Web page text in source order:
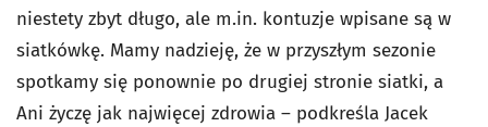
niestety zbyt długo, ale m.in. kontuzje wpisane są w
siatkówkę. Mamy nadzieję, że w przyszłym sezonie
spotkamy się ponownie po drugiej stronie siatki, a
Ani życzę jak najwięcej zdrowia – podkreśla Jacek